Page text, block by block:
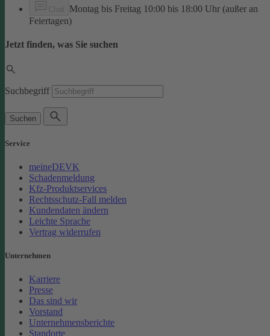
Montag bis Freitag 10:00 bis 18:00 Uhr (außer an
Feiertagen)
Jetzt finden, was Sie suchen
Suchbegriff
Suchen
Service
meineDEVK
Schadenmeldung
Kfz-Produktservices
Rechtsschutz-Fall melden
Kundendaten ändern
Leichte Sprache
Vertrag widerrufen
Unternehmen
Karriere
Presse
Das sind wir
Vorstand
Unternehmensberichte
Standorte